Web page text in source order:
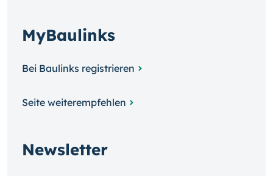
MyBaulinks
Bei Baulinks registrieren
Seite weiterempfehlen
Newsletter